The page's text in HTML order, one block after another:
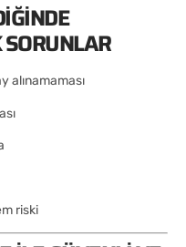
alınamaması
riski